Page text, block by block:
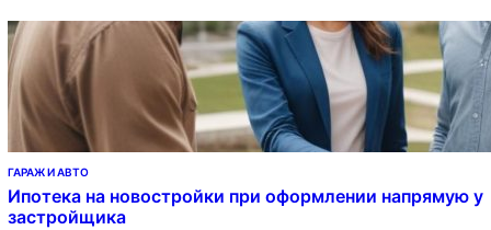
ГАРАЖ И АВТО
Ипотека на новостройки при оформлении напрямую у
застройщика